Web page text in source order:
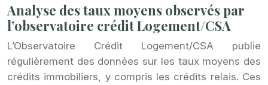
Analyse des taux moyens observés par
l’observatoire crédit Logement/CSA
L’Observatoire Crédit Logement/CSA publie
régulièrement des données sur les taux moyens des
crédits immobiliers, y compris les crédits relais. Ces